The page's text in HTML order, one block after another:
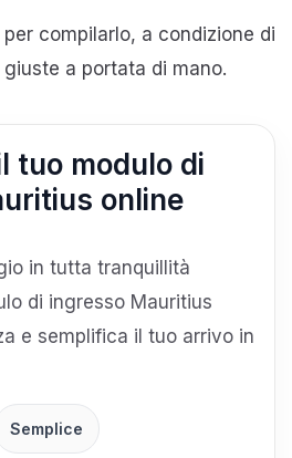
compilarlo, a condizione di
a portata di mano.
tuo modulo di
online
in tutta tranquillità
di ingresso Mauritius
e semplifica il tuo arrivo in
Semplice